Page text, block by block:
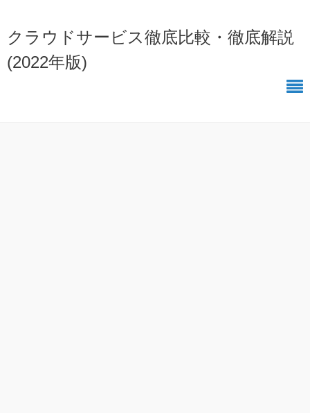
クラウドサービス徹底比較・徹底解説
(2022年版)